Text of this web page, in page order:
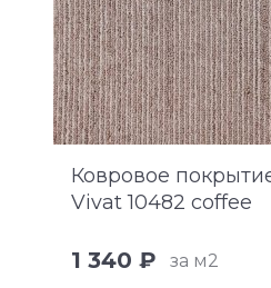
Ковровое
Vivat 10482 coffee
1 340 ₽ за м2